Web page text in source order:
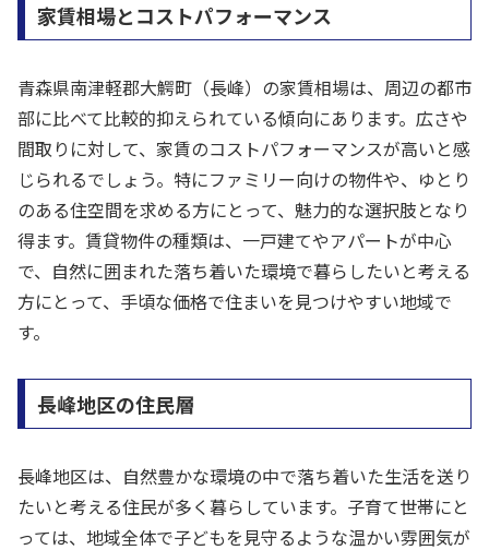
家賃相場とコストパフォーマンス
青森県南津軽郡大鰐町（長峰）の家賃相場は、周辺の都市
部に比べて比較的抑えられている傾向にあります。広さや
間取りに対して、家賃のコストパフォーマンスが高いと感
じられるでしょう。特にファミリー向けの物件や、ゆとり
のある住空間を求める方にとって、魅力的な選択肢となり
得ます。賃貸物件の種類は、一戸建てやアパートが中心
で、自然に囲まれた落ち着いた環境で暮らしたいと考える
方にとって、手頃な価格で住まいを見つけやすい地域で
す。
長峰地区の住民層
長峰地区は、自然豊かな環境の中で落ち着いた生活を送り
たいと考える住民が多く暮らしています。子育て世帯にと
っては、地域全体で子どもを見守るような温かい雰囲気が